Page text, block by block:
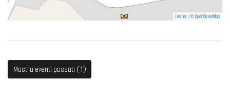
Leaflet | ©OpenStreetMap
Mostra eventi passati (1)